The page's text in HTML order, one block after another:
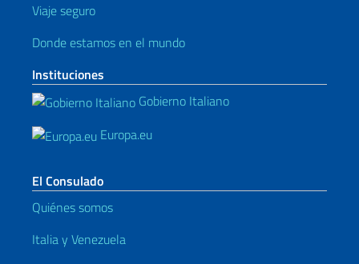
Viaje seguro
Donde estamos en el mundo
Instituciones
Gobierno Italiano
Europa.eu
El Consulado
Quiénes somos
Italia y Venezuela